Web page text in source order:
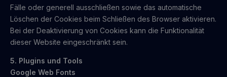
Fälle oder generell ausschließen sowie das automatische
Löschen der Cookies beim Schließen des Browser aktivieren.
Bei der Deaktivierung von Cookies kann die Funktionalität
dieser Website eingeschränkt sein.
5. Plugins und Tools
Google Web Fonts